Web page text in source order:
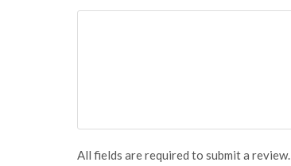
All fields are required to submit a review.